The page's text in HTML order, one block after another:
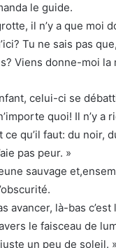
le guide.
il n’y a que moi
Tu ne sais pas
Viens donne-moi la
celui-ci se
quoi! Il n’y
ce qu’il faut: du noir,
pas peur. »
sauvage
avancer, là-bas c’est
le faisceau de
un peu de soleil. »